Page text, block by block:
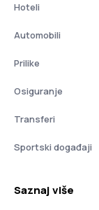
Hoteli
Automobili
Prilike
Osiguranje
Transferi
Sportski događaji
Saznaj više